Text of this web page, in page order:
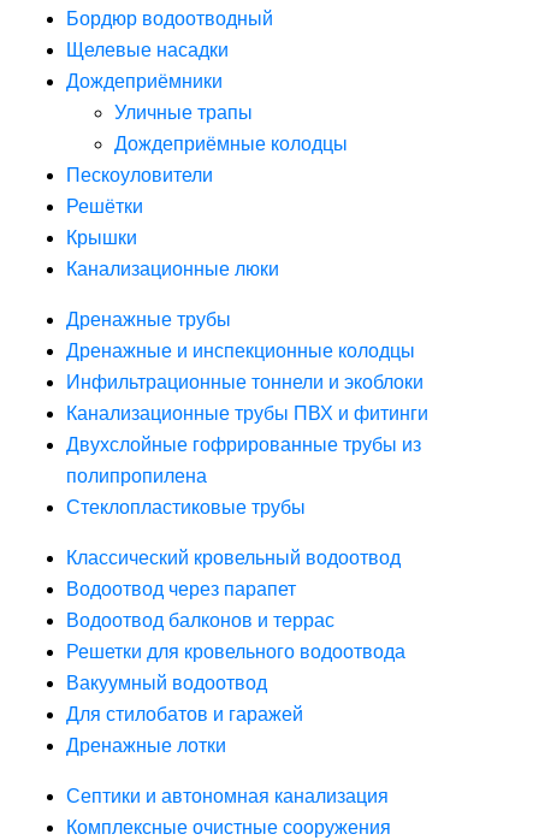
Бордюр водоотводный
Щелевые насадки
Дождеприёмники
Уличные трапы
Дождеприёмные колодцы
Пескоуловители
Решётки
Крышки
Канализационные люки
Дренажные трубы
Дренажные и инспекционные колодцы
Инфильтрационные тоннели и экоблоки
Канализационные трубы ПВХ и фитинги
Двухслойные гофрированные трубы из
полипропилена
Стеклопластиковые трубы
Классический кровельный водоотвод
Водоотвод через парапет
Водоотвод балконов и террас
Решетки для кровельного водоотвода
Вакуумный водоотвод
Для стилобатов и гаражей
Дренажные лотки
Септики и автономная канализация
Комплексные очистные сооружения